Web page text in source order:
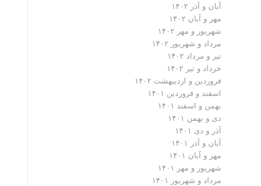
آبان و آذر ۱۴۰۲
مهر و آبان ۱۴۰۲
شهریور و مهر ۱۴۰۲
مرداد و شهریور ۱۴۰۲
تیر و مرداد ۱۴۰۲
خرداد و تیر ۱۴۰۲
فروردین و اردیبهشت ۱۴۰۲
اسفند و فروردین ۱۴۰۱
بهمن و اسفند ۱۴۰۱
دی و بهمن ۱۴۰۱
آذر و دی ۱۴۰۱
آبان و آذر ۱۴۰۱
مهر و آبان ۱۴۰۱
شهریور و مهر ۱۴۰۱
مرداد و شهریور ۱۴۰۱